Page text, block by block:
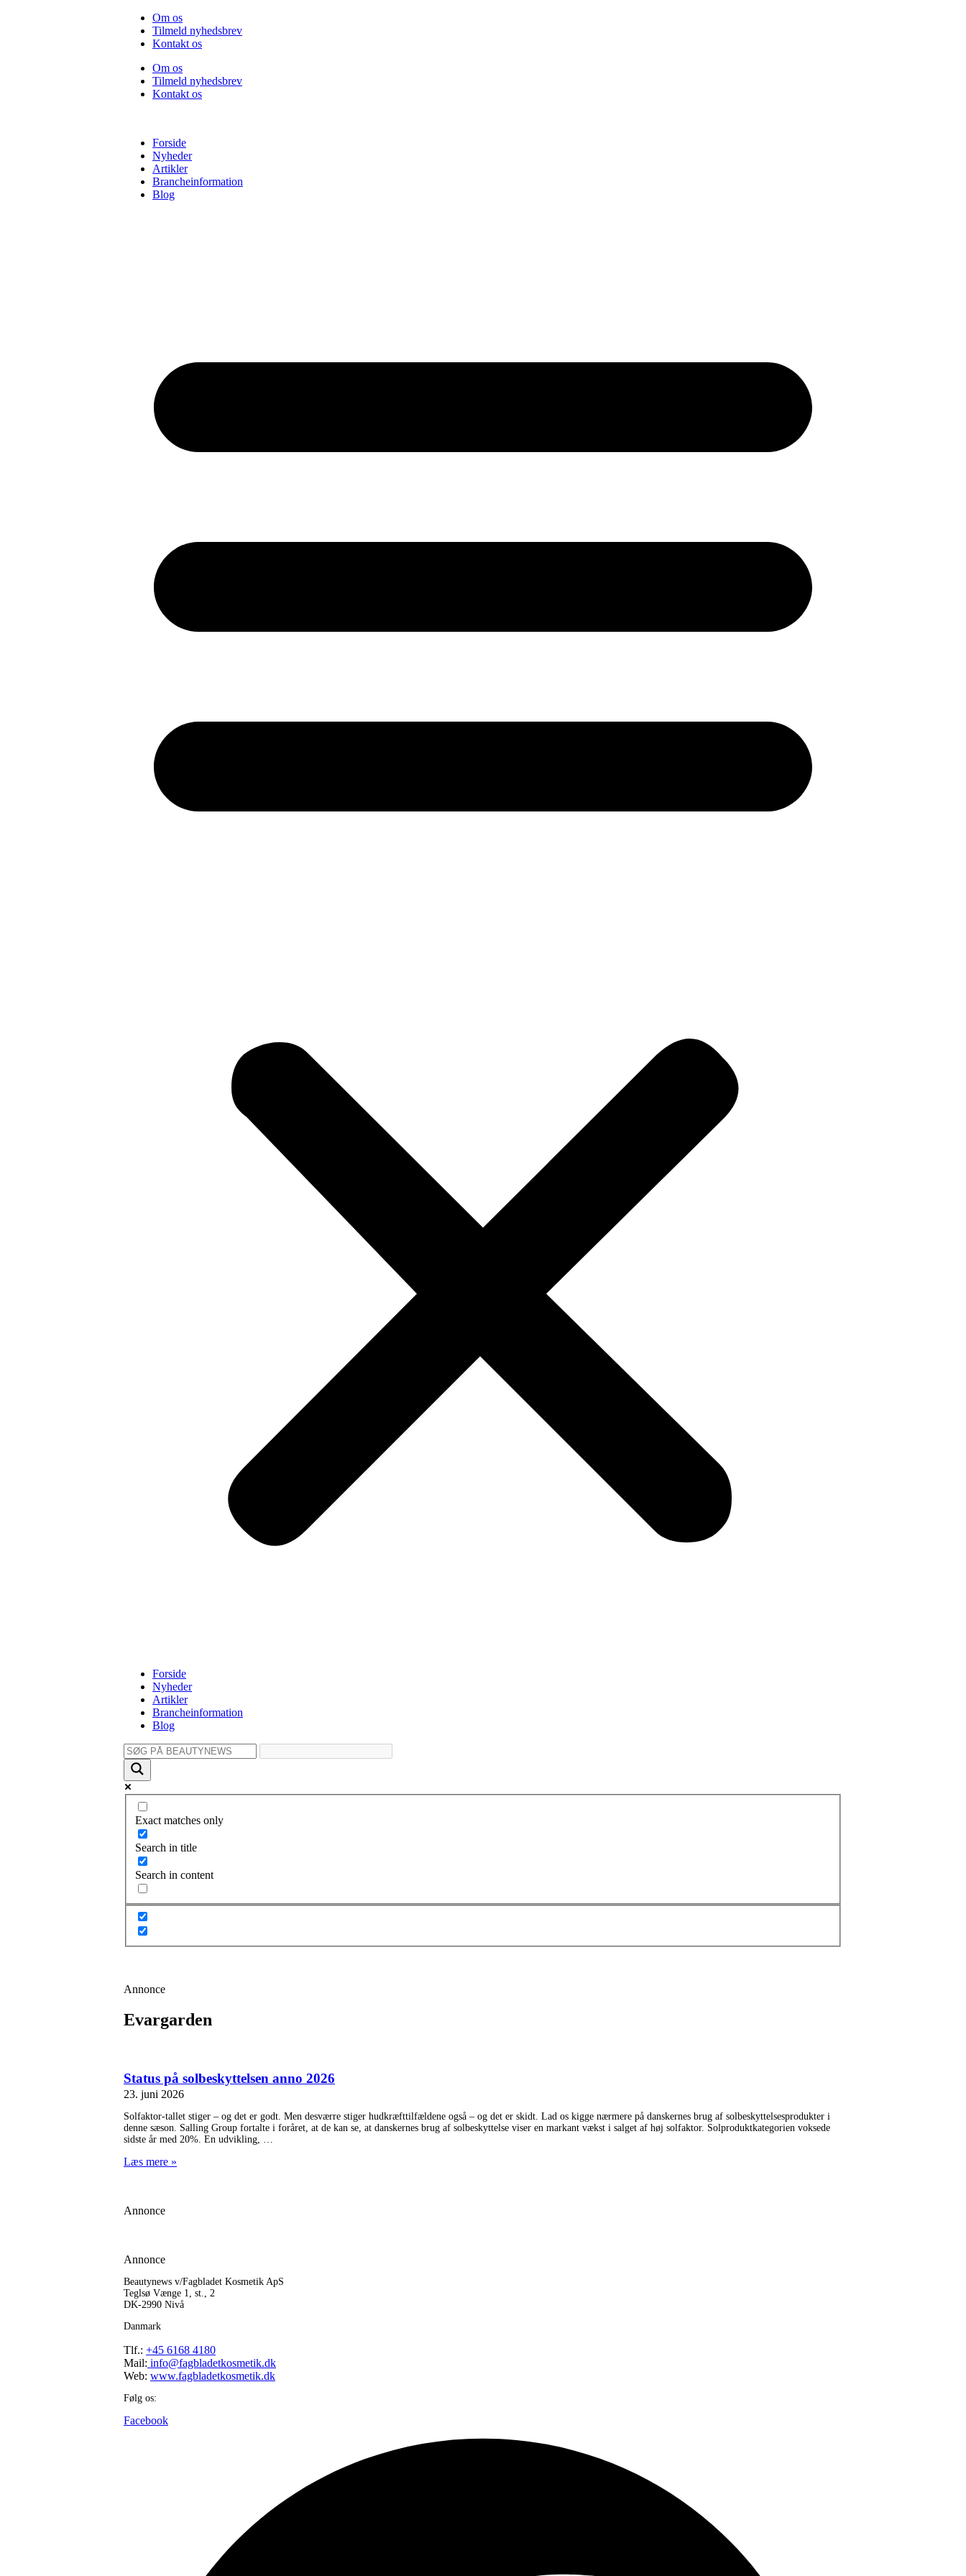
Om os
Tilmeld nyhedsbrev
Kontakt os
Om os
Tilmeld nyhedsbrev
Kontakt os
Forside
Nyheder
Artikler
Brancheinformation
Blog
Forside
Nyheder
Artikler
Brancheinformation
Blog
Exact matches only
Search in title
Search in content
Annonce
Evargarden
Status på solbeskyttelsen anno 2026
23. juni 2026
Solfaktor-tallet stiger – og det er godt. Men desværre stiger hudkræfttilfældene også – og det er skidt. Lad os kigge nærmere på danskernes brug af solbeskyttelsesprodukter i
denne sæson. Salling Group fortalte i foråret, at de kan se, at danskernes brug af solbeskyttelse viser en markant vækst i salget af høj solfaktor. Solproduktkategorien voksede
sidste år med 20%. En udvikling,
Læs mere »
Annonce
Annonce
Beautynews v/Fagbladet Kosmetik ApS
Teglsø Vænge 1, st., 2
DK-2990 Nivå
Danmark
Tlf.: +45 6168 4180
Mail: info@fagbladetkosmetik.dk
Web: www.fagbladetkosmetik.dk
Følg os:
Facebook